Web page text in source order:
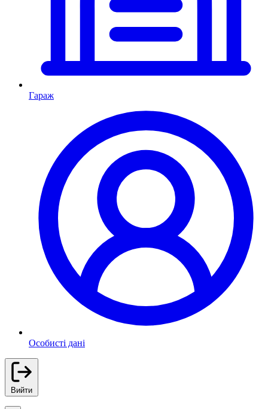
Гараж
Особисті дані
Вийти